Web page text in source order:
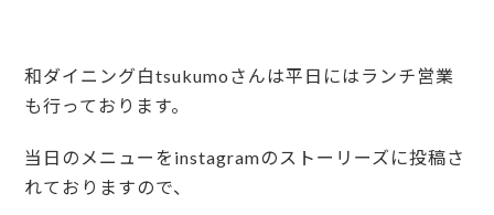
和ダイニング白tsukumoさんは平日にはランチ営業
も行っております。
当日のメニューをinstagramのストーリーズに投稿さ
れておりますので、